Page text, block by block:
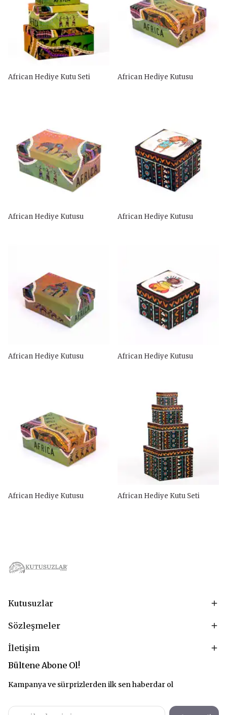
African Hediye Kutu Seti African Hediye Kutusu
African Hediye Kutusu African Hediye Kutusu
African Hediye Kutusu African Hediye Kutusu
African Hediye Kutusu African Hediye Kutu Seti
Kutusuzlar
Sözleşmeler
İletişim
Bültene Abone Ol!
Kampanya ve sürprizlerden ilk sen haberdar ol